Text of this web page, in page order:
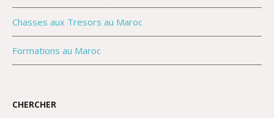
Chasses aux Tresors au Maroc
Formations au Maroc
CHERCHER